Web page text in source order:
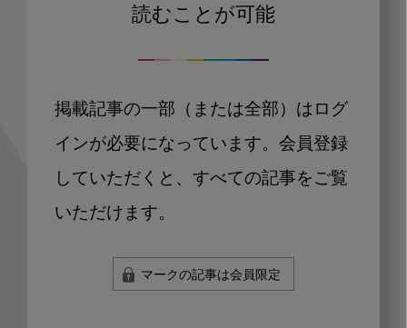
読むことが可能
掲載記事の一部（または全部）はログ
インが必要になっています。会員登録
していただくと、すべての記事をご覧
いただけます。
マークの記事は会員限定